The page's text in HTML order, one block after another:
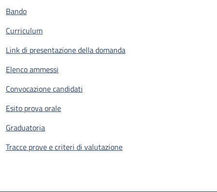
Bando
Curriculum
Link di presentazione della domanda
Elenco ammessi
Convocazione candidati
Esito prova orale
Graduatoria
Tracce prove e criteri di valutazione